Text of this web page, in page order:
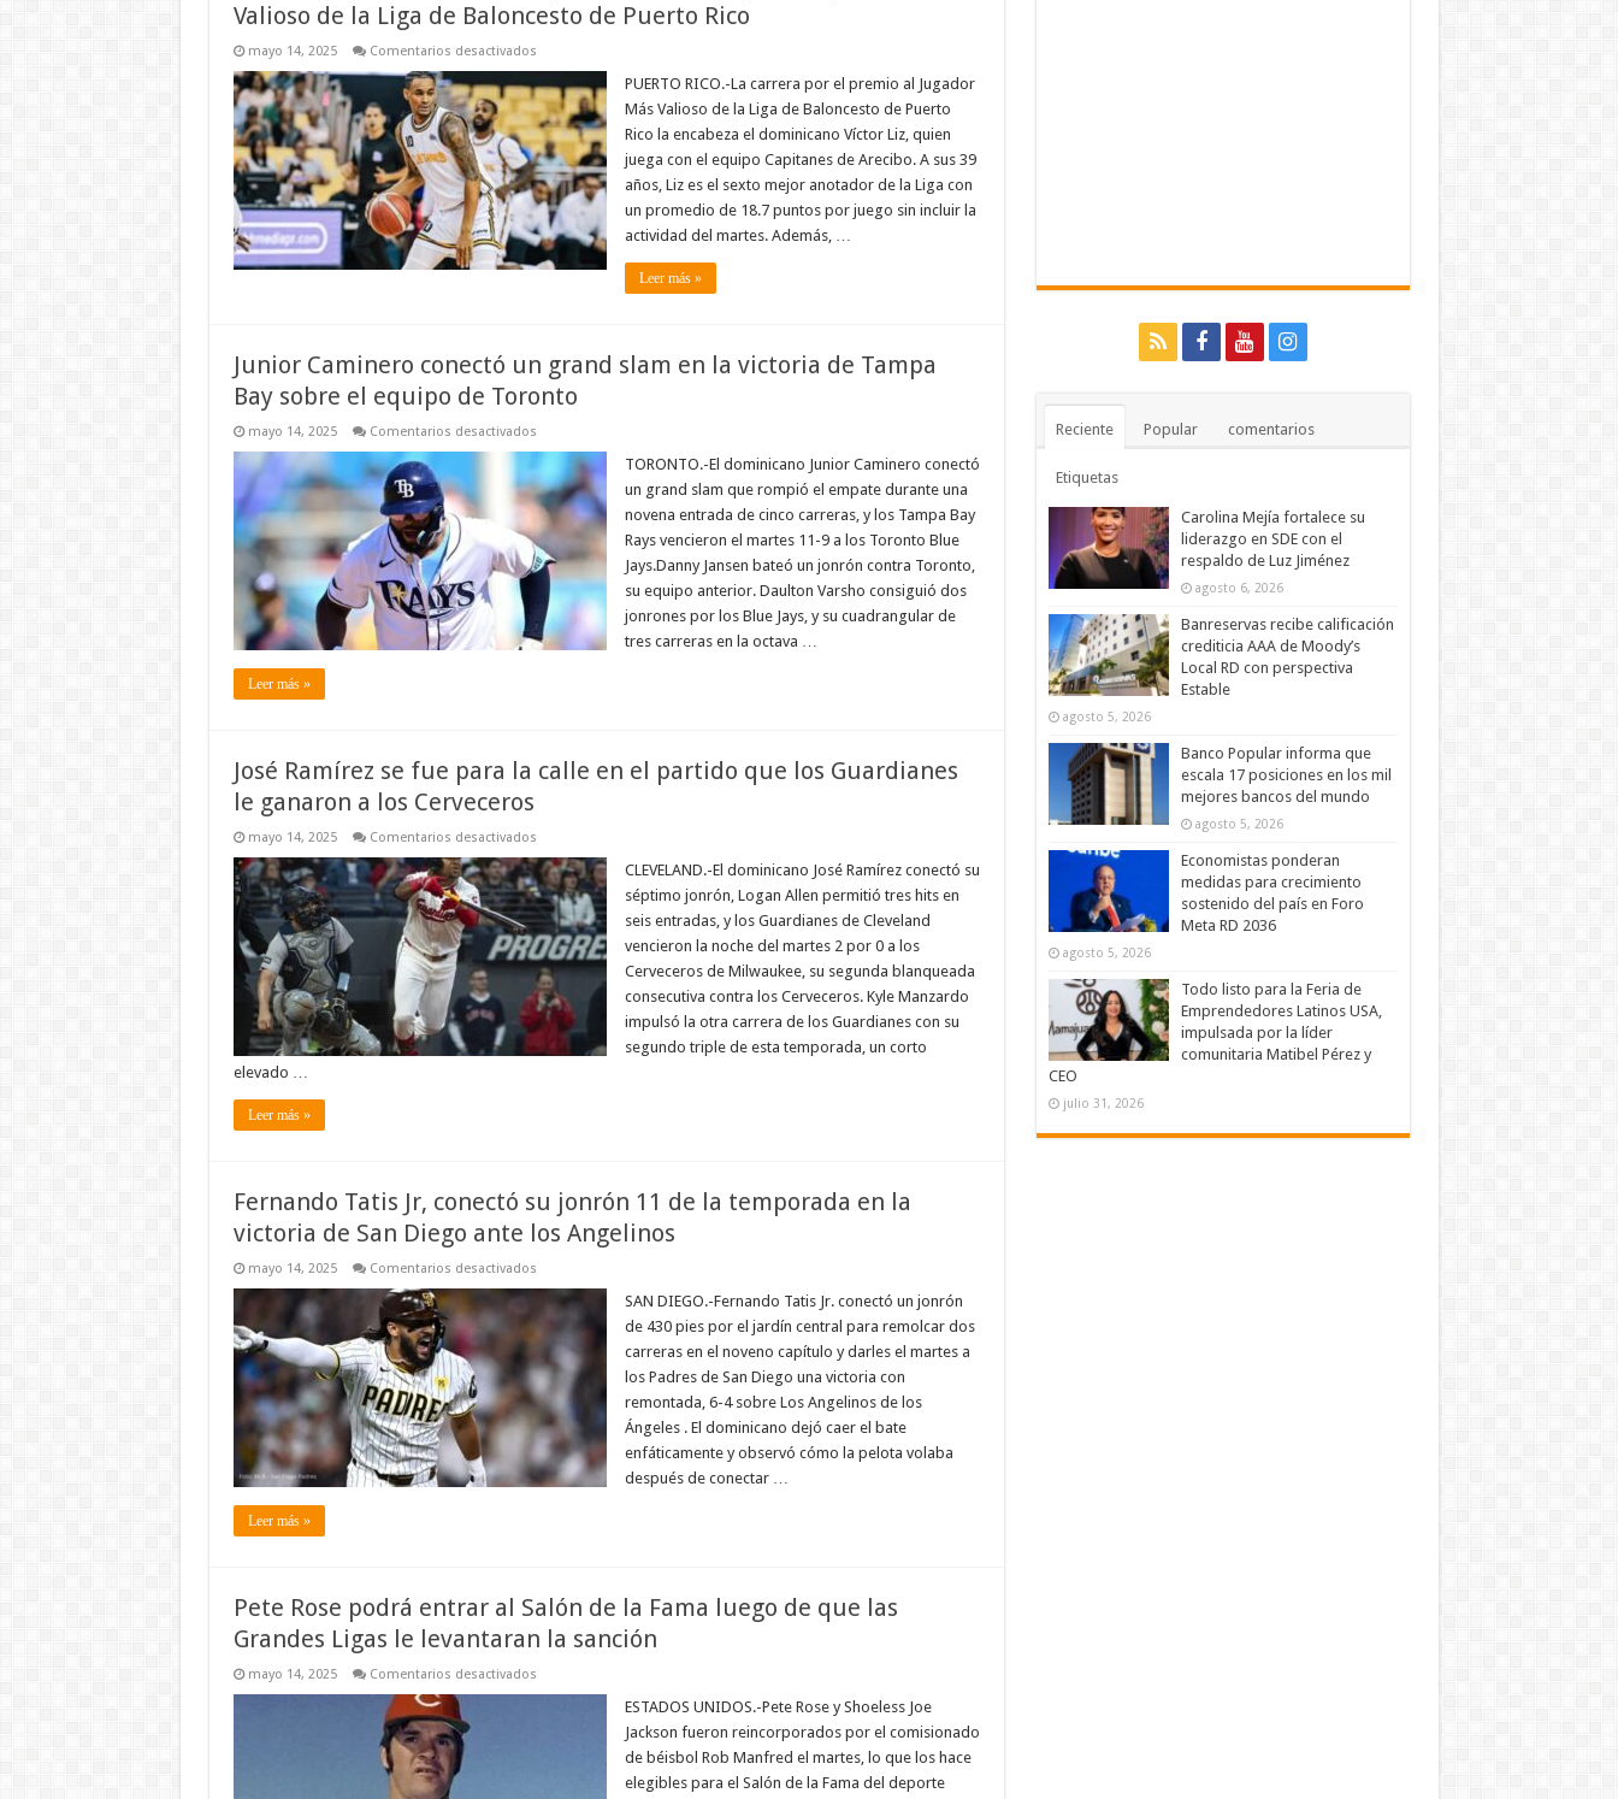
Valioso de la Liga de Baloncesto de Puerto Rico
mayo 14, 2025 Comentarios desactivadosen
Liz
es
uno
de
los
principales
candidatos
para
el
premio
Mas
Valioso
de
Puerto
Rico
PUERTO RICO.-La carrera por el premio al Jugador
Más Valioso de la Liga de Baloncesto de Puerto
Rico la encabeza el dominicano Víctor Liz, quien
juega con el equipo Capitanes de Arecibo. A sus 39
años, Liz es el sexto mejor anotador de la Liga con
un promedio de 18.7 puntos por juego sin incluir la
actividad del martes. Además, …
Leer más »
Junior Caminero conectó un grand slam en la victoria de Tampa
Bay sobre el equipo de Toronto
mayo 14, 2025 Comentarios desactivadosen
Caminero
conectó
un
grand
slam
en
la
victoria
Tampa
Bay
sobre
el
TORONTO.-El dominicano Junior Caminero conectó
un grand slam que rompió el empate durante una
novena entrada de cinco carreras, y los Tampa Bay
Rays vencieron el martes 11-9 a los Toronto Blue
Jays.Danny Jansen bateó un jonrón contra Toronto,
su equipo anterior. Daulton Varsho consiguió dos
jonrones por los Blue Jays, y su cuadrangular de
tres carreras en la octava …
Leer más »
José Ramírez se fue para la calle en el partido que los Guardianes
le ganaron a los Cerveceros
mayo 14, 2025 Comentarios desactivadosen
Ramírez
se
fue
para
la
calle
en
el
partido
que
los
Guardianes
le
CLEVELAND.-El dominicano José Ramírez conectó su
séptimo jonrón, Logan Allen permitió tres hits en
seis entradas, y los Guardianes de Cleveland
vencieron la noche del martes 2 por 0 a los
Cerveceros de Milwaukee, su segunda blanqueada
consecutiva contra los Cerveceros. Kyle Manzardo
impulsó la otra carrera de los Guardianes con su
segundo triple de esta temporada, un corto
elevado …
Leer más »
Fernando Tatis Jr, conectó su jonrón 11 de la temporada en la
victoria de San Diego ante los Angelinos
mayo 14, 2025 Comentarios desactivadosen
Tatis
conectó
jonrón
11
de
la
temporada
en
la
victoria
de
SAN DIEGO.-Fernando Tatis Jr. conectó un jonrón
de 430 pies por el jardín central para remolcar dos
carreras en el noveno capítulo y darles el martes a
los Padres de San Diego una victoria con
remontada, 6-4 sobre Los Angelinos de los
Ángeles . El dominicano dejó caer el bate
enfáticamente y observó cómo la pelota volaba
después de conectar …
Leer más »
Pete Rose podrá entrar al Salón de la Fama luego de que las
Grandes Ligas le levantaran la sanción
mayo 14, 2025 Comentarios desactivadosen
ESTADOS UNIDOS.-Pete Rose y Shoeless Joe
Jackson fueron reincorporados por el comisionado
de béisbol Rob Manfred el martes, lo que los hace
elegibles para el Salón de la Fama del deporte
Reciente Popular comentarios
Etiquetas
Carolina Mejía fortalece su
liderazgo en SDE con el
respaldo de Luz Jiménez
agosto 6, 2026
Banreservas recibe calificación
crediticia AAA de Moody’s
Local RD con perspectiva
Estable
agosto 5, 2026
Banco Popular informa que
escala 17 posiciones en los mil
mejores bancos del mundo
agosto 5, 2026
Economistas ponderan
medidas para crecimiento
sostenido del país en Foro
Meta RD 2036
agosto 5, 2026
Todo listo para la Feria de
Emprendedores Latinos USA,
impulsada por la líder
comunitaria Matibel Pérez y
CEO
julio 31, 2026